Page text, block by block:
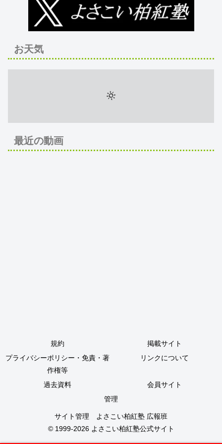
お天気
最近の動画
規約
掲載サイト
プライバシーポリシー・免責・著
作権等
リンクについて
過去資料
会員サイト
管理
サイト管理 よさこい柏紅塾 広報班
© 1999-2026 よさこい柏紅塾公式サイト